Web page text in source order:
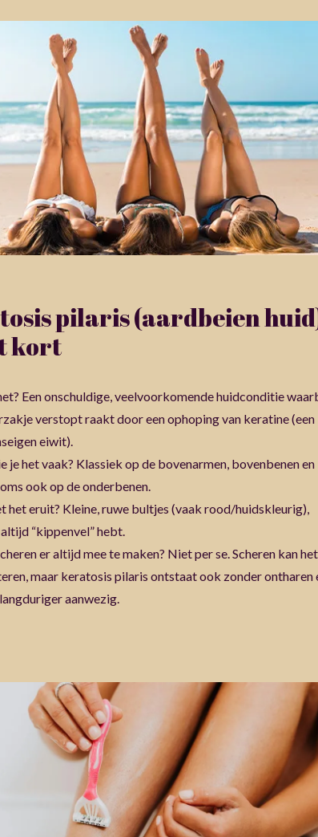
pilaris (aardbeien
kort
Een onschuldige, veelvoorkomende huidconditie
verstopt raakt door een ophoping van keratine (een
eiwit).
je het vaak? Klassiek op de bovenarmen, bovenbenen en
ook op de onderbenen.
het eruit? Kleine, ruwe bultjes (vaak rood/huidskleurig),
“kippenvel” hebt.
er altijd mee te maken? Niet per se. Scheren kan het
maar keratosis pilaris ontstaat ook zonder ontharen
aanwezig.